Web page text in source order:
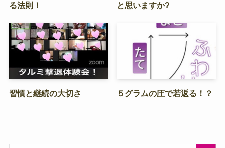
る法則！
と思いますか?
習慣と継続の大切さ ５グラムの圧で若返る！？